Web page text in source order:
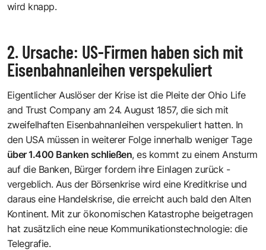
wird knapp.
2. Ursache: US-Firmen haben sich mit
Eisenbahnanleihen verspekuliert
Eigentlicher Auslöser der Krise ist die Pleite der Ohio Life
and Trust Company am 24. August 1857, die sich mit
zweifelhaften Eisenbahnanleihen verspekuliert hatten. In
den USA müssen in weiterer Folge innerhalb weniger Tage
über 1.400 Banken schließen, es kommt zu einem Ansturm
auf die Banken, Bürger fordern ihre Einlagen zurück -
vergeblich. Aus der Börsenkrise wird eine Kreditkrise und
daraus eine Handelskrise, die erreicht auch bald den Alten
Kontinent. Mit zur ökonomischen Katastrophe beigetragen
hat zusätzlich eine neue Kommunikationstechnologie: die
Telegrafie.